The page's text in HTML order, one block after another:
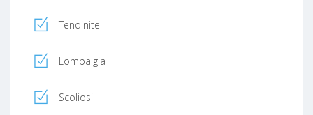
Tendinite
Lombalgia
Scoliosi